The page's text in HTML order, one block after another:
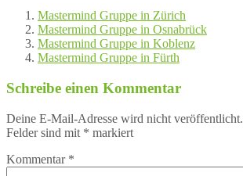
Mastermind Gruppe in Zürich
Mastermind Gruppe in Osnabrück
Mastermind Gruppe in Koblenz
Mastermind Gruppe in Fürth
Schreibe einen Kommentar
Deine E-Mail-Adresse wird nicht veröffentlicht.
Felder sind mit * markiert
Kommentar *